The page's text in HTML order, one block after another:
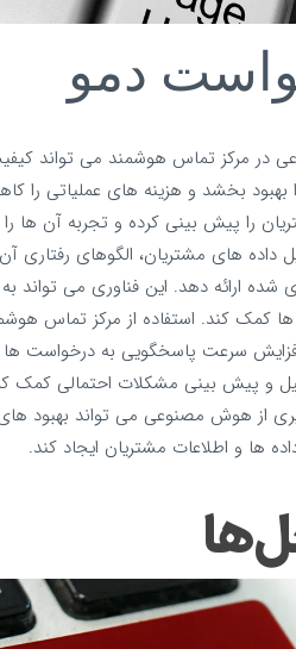
دمو
در مرکز تماس هوشمند می‌ تواند
بهبود بخشد و هزینه‌ های عملیاتی را
را پیش‌ بینی کرده و تجربه آن‌
داده‌ های مشتریان، الگوهای رفتاری
ارائه دهد. این فناوری می‌ تواند
کمک کند. استفاده از مرکز تماس
سرعت پاسخگویی به درخواست‌
و پیش‌ بینی مشکلات احتمالی کمک
از هوش مصنوعی می‌ تواند بهبود
ها و اطلاعات مشتریان ایجاد کند.